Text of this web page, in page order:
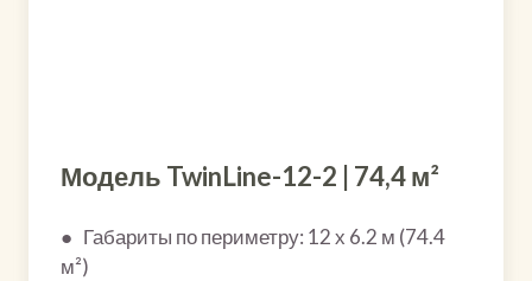
Модель TwinLine-12-2 | 74,4 м²
● Габариты по периметру: 12 х 6.2 м (74.4
м²)